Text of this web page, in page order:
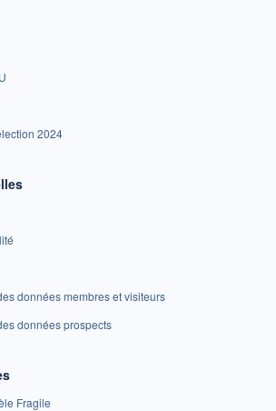
2024
données membres et visiteurs
données prospects
Fragile